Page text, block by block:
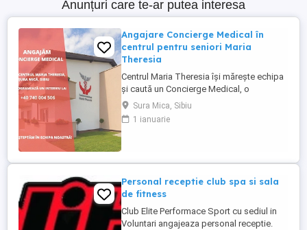
Anunțuri care te-ar putea interesa
Angajare Concierge Medical în
centrul pentru seniori Maria
Theresia
Centrul Maria Theresia își mărește echipa
și caută un Concierge Medical, o
persoană organizată, empatică și
comunicativă, care să fie primul punct de
contact pentru pacienți și aparținători.
relația cu aparținătorii) - ...
Sura Mica, Sibiu
1 ianuarie
Personal receptie club spa si sala
de fitness
Club Elite Performace Sport cu sediul in
Voluntari angajeaza personal receptie.